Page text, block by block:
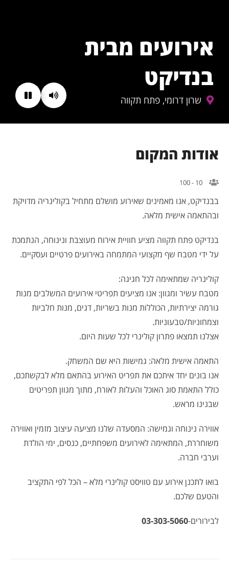
אירועים מבית
בנדיקט
שרון דרומי, פתח תקווה
אודות המקום
10 - 100
בבנדיקט, אנו מאמינים שאירוע מושלם מתחיל בקולינריה מדויקת
ובהתאמה אישית מלאה.
בנדיקט פתח תקווה מציע חוויית אירוח מעוצבת ונינוחה, הנתמכת
על ידי מטבח שף מקצועי המתמחה באירועים פרטיים ועסקיים.
קולינריה שמתאימה לכל חגיגה:
מטבח עשיר ומגוון: אנו מציעים תפריטי אירועים המשלבים מנות
גורמה יצירתיות, הכוללות מנות בשריות, דגים, מנות חלביות
וצמחוניות/טבעוניות.
אצלנו תמצאו פתרון קולינרי לכל שעות היום.
התאמה אישית מלאה: גמישות היא שם המשחק.
אנו בונים יחד איתכם את תפריט האירוע בהתאם מלא לבקשתכם,
כולל התאמת סוג האוכל והעלות לאורח, מתוך מגוון תפריטים
שבנינו מראש.
אווירה נינוחה וגמישה: המסעדה שלנו מציעה עיצוב מזמין ואווירה
משוחררת, המתאימה לאירועים משפחתיים, כנסים, ימי הולדת
וערבי חברה.
בואו לתכנן אירוע עם טוויסט קולינרי מלא – הכל לפי התקציב
והטעם שלכם.
לבירורים-03-303-5060